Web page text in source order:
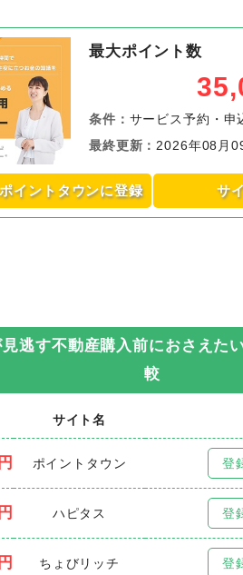
最大ポイント数
条件： サービス予約・申
最終更新 ： 2026年08月
イントタウンに登録 サ
逃す不動産購入前におさえたい
較
サイト名
ポイントタウン 登
ハピタス 登
ちょびリッチ 登